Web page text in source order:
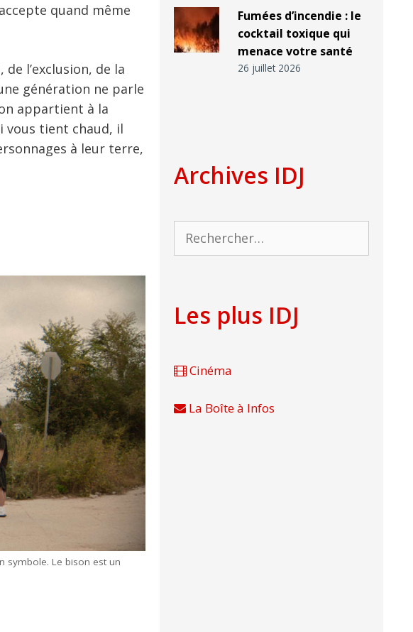
quand même
l’exclusion, de la
génération ne parle
appartient à la
vous tient chaud, il
à leur terre,
symbole. Le bison est un
Fumées d’incendie : le
cocktail toxique qui
menace votre santé
26 juillet 2026
Archives IDJ
Rechercher :
Les plus IDJ
Cinéma
La Boîte à Infos